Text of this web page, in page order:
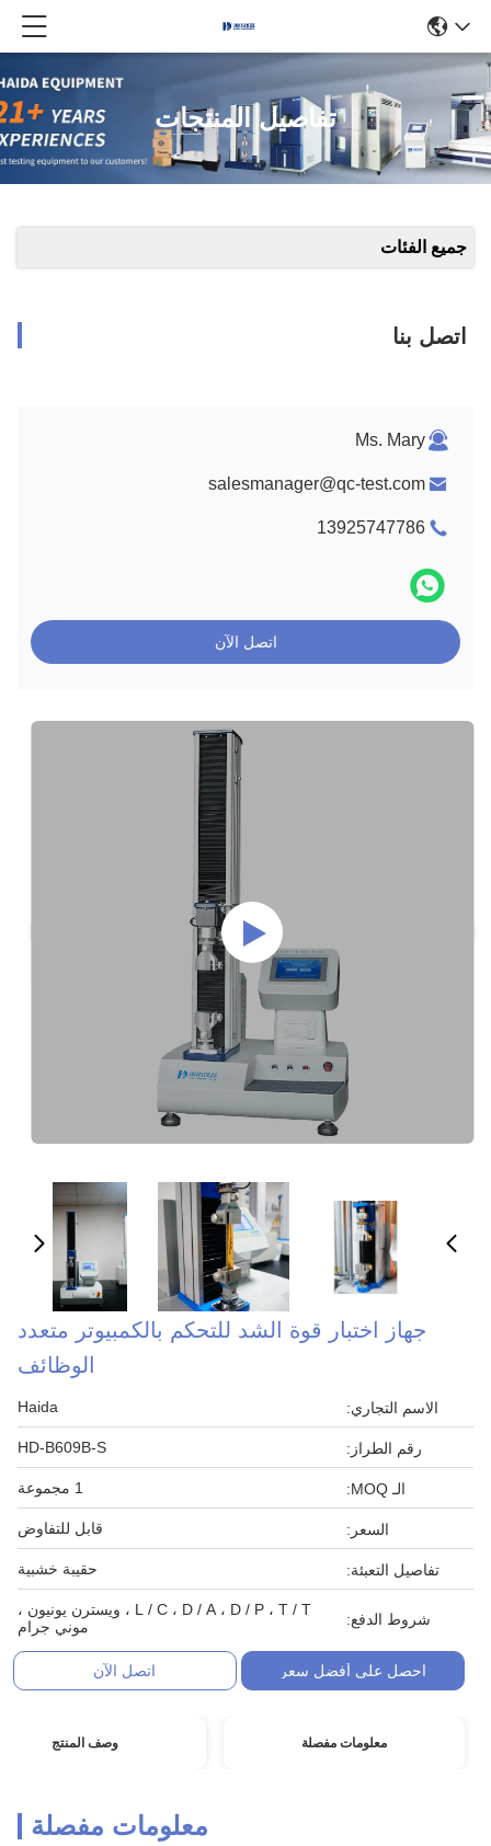
تفاصيل المنتجات
جميع الفئات
اتصل بنا
Ms. Mary
salesmanager@qc-test.com
13925747786
اتصل الآن
جهاز اختبار قوة الشد للتحكم بالكمبيوتر متعدد
الوظائف
الاسم التجاري: Haida
رقم الطراز: HD-B609B-S
الـ MOQ: 1 مجموعة
السعر: قابل للتفاوض
تفاصيل التعبئة: حقيبة خشبية
شروط الدفع:
L / C ، D / A ، D / P ، T / T ، ويسترن يونيون ،
موني جرام
احصل على أفضل سعر اتصل الآن
معلومات مفصلة وصف المنتج
معلومات مفصلة